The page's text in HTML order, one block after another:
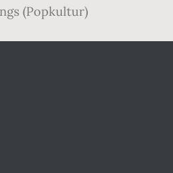
(Popkultur)